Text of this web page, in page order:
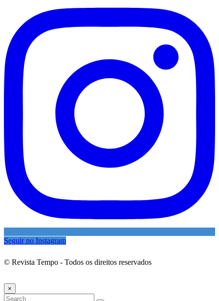
Seguir no Instagram
© Revista Tempo - Todos os direitos reservados
×